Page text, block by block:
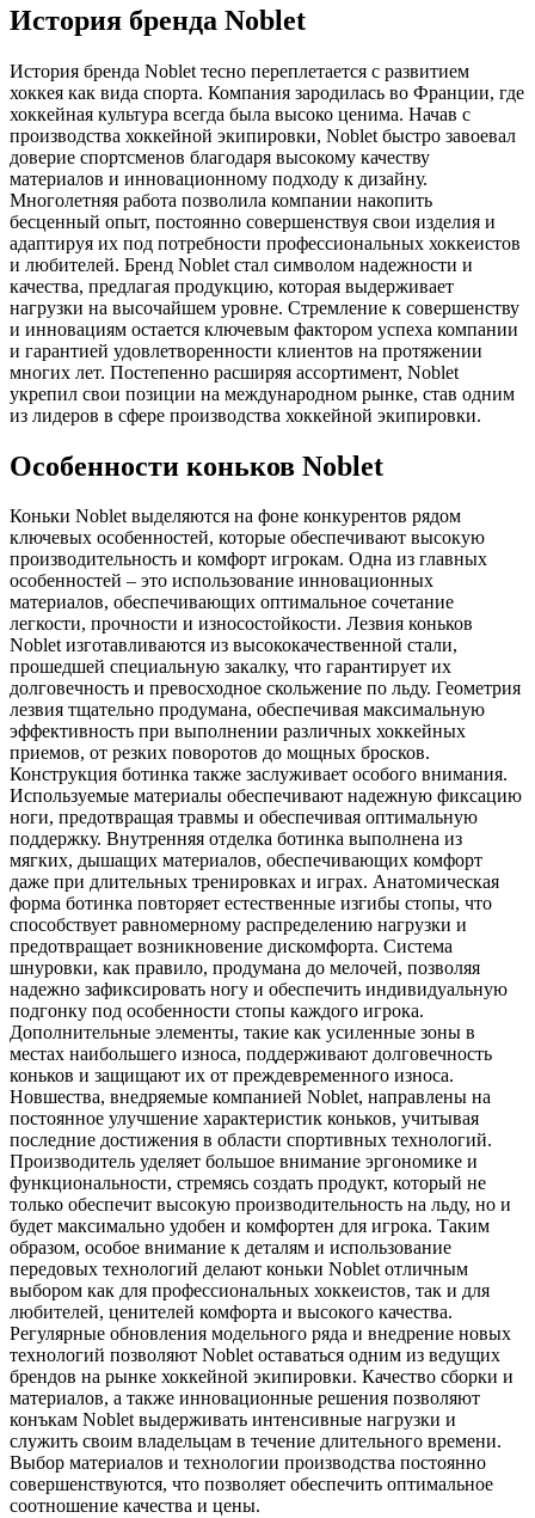
История бренда Noblet
История бренда Noblet тесно переплетается с развитием
хоккея как вида спорта. Компания зародилась во Франции, где
хоккейная культура всегда была высоко ценима. Начав с
производства хоккейной экипировки, Noblet быстро завоевал
доверие спортсменов благодаря высокому качеству
материалов и инновационному подходу к дизайну.
Многолетняя работа позволила компании накопить
бесценный опыт, постоянно совершенствуя свои изделия и
адаптируя их под потребности профессиональных хоккеистов
и любителей. Бренд Noblet стал символом надежности и
качества, предлагая продукцию, которая выдерживает
нагрузки на высочайшем уровне. Стремление к совершенству
и инновациям остается ключевым фактором успеха компании
и гарантией удовлетворенности клиентов на протяжении
многих лет. Постепенно расширяя ассортимент, Noblet
укрепил свои позиции на международном рынке, став одним
из лидеров в сфере производства хоккейной экипировки.
Особенности коньков Noblet
Коньки Noblet выделяются на фоне конкурентов рядом
ключевых особенностей, которые обеспечивают высокую
производительность и комфорт игрокам. Одна из главных
особенностей – это использование инновационных
материалов, обеспечивающих оптимальное сочетание
легкости, прочности и износостойкости. Лезвия коньков
Noblet изготавливаются из высококачественной стали,
прошедшей специальную закалку, что гарантирует их
долговечность и превосходное скольжение по льду. Геометрия
лезвия тщательно продумана, обеспечивая максимальную
эффективность при выполнении различных хоккейных
приемов, от резких поворотов до мощных бросков.
Конструкция ботинка также заслуживает особого внимания.
Используемые материалы обеспечивают надежную фиксацию
ноги, предотвращая травмы и обеспечивая оптимальную
поддержку. Внутренняя отделка ботинка выполнена из
мягких, дышащих материалов, обеспечивающих комфорт
даже при длительных тренировках и играх. Анатомическая
форма ботинка повторяет естественные изгибы стопы, что
способствует равномерному распределению нагрузки и
предотвращает возникновение дискомфорта. Система
шнуровки, как правило, продумана до мелочей, позволяя
надежно зафиксировать ногу и обеспечить индивидуальную
подгонку под особенности стопы каждого игрока.
Дополнительные элементы, такие как усиленные зоны в
местах наибольшего износа, поддерживают долговечность
коньков и защищают их от преждевременного износа.
Новшества, внедряемые компанией Noblet, направлены на
постоянное улучшение характеристик коньков, учитывая
последние достижения в области спортивных технологий.
Производитель уделяет большое внимание эргономике и
функциональности, стремясь создать продукт, который не
только обеспечит высокую производительность на льду, но и
будет максимально удобен и комфортен для игрока. Таким
образом, особое внимание к деталям и использование
передовых технологий делают коньки Noblet отличным
выбором как для профессиональных хоккеистов, так и для
любителей, ценителей комфорта и высокого качества.
Регулярные обновления модельного ряда и внедрение новых
технологий позволяют Noblet оставаться одним из ведущих
брендов на рынке хоккейной экипировки. Качество сборки и
материалов, а также инновационные решения позволяют
конъкам Noblet выдерживать интенсивные нагрузки и
служить своим владельцам в течение длительного времени.
Выбор материалов и технологии производства постоянно
совершенствуются, что позволяет обеспечить оптимальное
соотношение качества и цены.